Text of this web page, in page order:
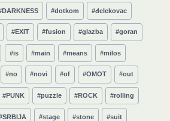
DARKNESS #dotkom #đelekovac
#EXIT #fusion #glazba #goran
#is #main #means #milos
#no #novi #of #OMOT #out
#PUNK #puzzle #ROCK #rolling
SRBIJA #stage #stone #suit